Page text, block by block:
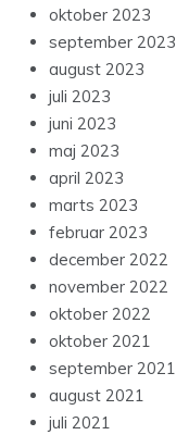
oktober 2023
september 2023
august 2023
juli 2023
juni 2023
maj 2023
april 2023
marts 2023
februar 2023
december 2022
november 2022
oktober 2022
oktober 2021
september 2021
august 2021
juli 2021